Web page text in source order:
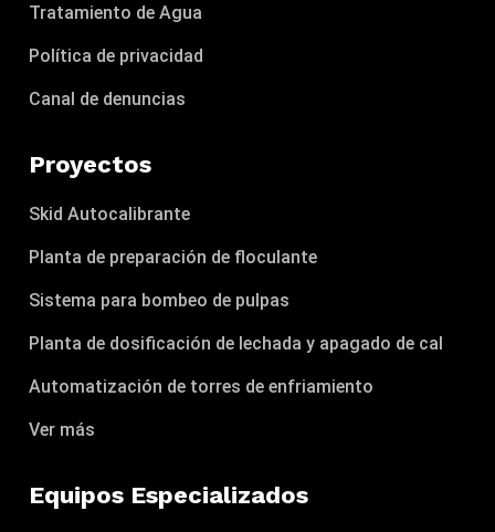
Tratamiento de Agua
Política de privacidad
Canal de denuncias
Proyectos
Skid Autocalibrante
Planta de preparación de floculante
Sistema para bombeo de pulpas
Planta de dosificación de lechada y apagado de cal
Automatización de torres de enfriamiento
Ver más
Equipos Especializados